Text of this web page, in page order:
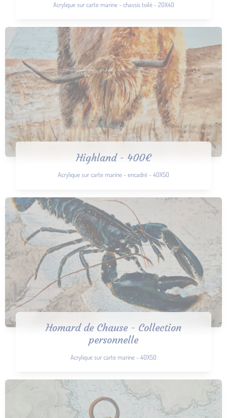
Acrylique sur carte marine - chassis toilé - 20X40
Highland - 400€
Acrylique sur carte marine - encadré - 40X50
Homard de Chause - Collection
personnelle
Acrylique sur carte marine - 40X50